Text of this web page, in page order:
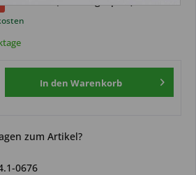
In den Warenkorb
zum Artikel?
0676